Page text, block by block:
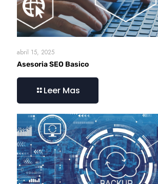
abril 15, 2025
Asesoria SEO Basico
Leer Mas